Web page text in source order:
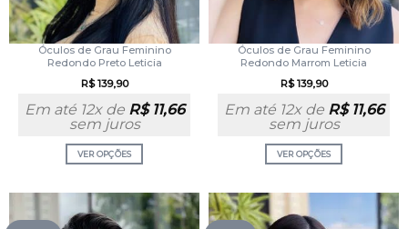
Óculos de Grau Feminino
Redondo Preto Leticia
R$139,90
Em até 12x de R$11,66
sem juros
VER OPÇÕES
Óculos de Grau Feminino
Redondo Marrom Leticia
R$139,90
Em até 12x de R$11,66
sem juros
VER OPÇÕES